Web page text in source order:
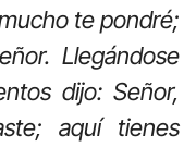
te pondré;
Llegándose
dijo: Señor,
aquí tienes